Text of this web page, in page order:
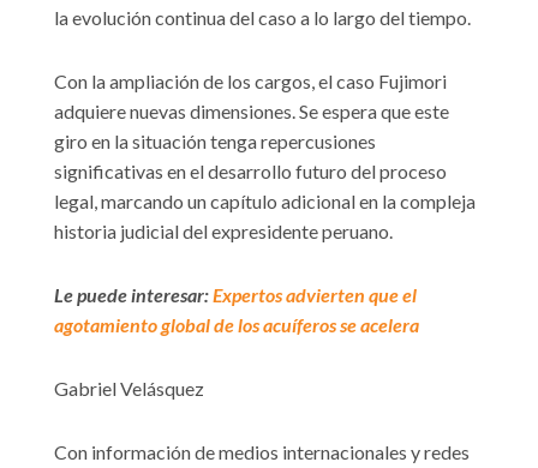
la evolución continua del caso a lo largo del tiempo.
Con la ampliación de los cargos, el caso Fujimori
adquiere nuevas dimensiones. Se espera que este
giro en la situación tenga repercusiones
significativas en el desarrollo futuro del proceso
legal, marcando un capítulo adicional en la compleja
historia judicial del expresidente peruano.
Le puede interesar:Expertos advierten que el
agotamiento global de los acuíferos se acelera
Gabriel Velásquez
Con información de medios internacionales y redes